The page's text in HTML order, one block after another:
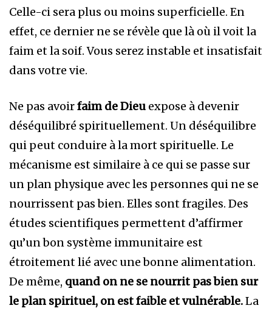
Celle-ci sera plus ou moins superficielle. En
effet, ce dernier ne se révèle que là où il voit la
faim et la soif. Vous serez instable et insatisfait
dans votre vie.
Ne pas avoirfaim de Dieu expose à devenir
déséquilibré spirituellement. Un déséquilibre
qui peut conduire à la mort spirituelle. Le
mécanisme est similaire à ce qui se passe sur
un plan physique avec les personnes qui ne se
nourrissent pas bien. Elles sont fragiles. Des
études scientifiques permettent d’affirmer
qu’un bon système immunitaire est
étroitement lié avec une bonne alimentation.
De même, quand on ne se nourrit pas bien sur
le plan spirituel, on est faible et vulnérable.La